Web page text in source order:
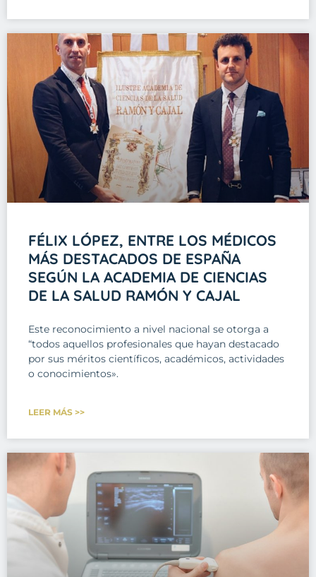
FÉLIX LÓPEZ, ENTRE LOS MÉDICOS
MÁS DESTACADOS DE ESPAÑA
SEGÚN LA ACADEMIA DE CIENCIAS
DE LA SALUD RAMÓN Y CAJAL
Este reconocimiento a nivel nacional se otorga a
“todos aquellos profesionales que hayan destacado
por sus méritos científicos, académicos, actividades
o conocimientos».
LEER MÁS >>